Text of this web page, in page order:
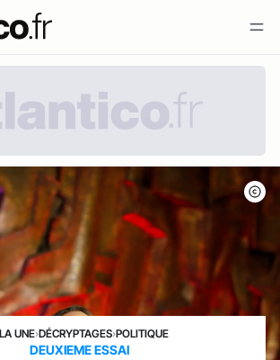
UNE›DÉCRYPTAGES›POLITIQUE
DEUXIEME ESSAI